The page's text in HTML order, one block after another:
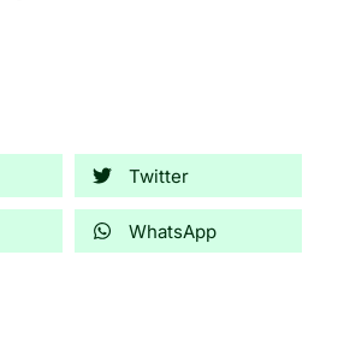
Twitter
WhatsApp